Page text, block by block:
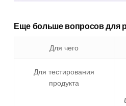
Еще больше вопросов для
Для чего
Для тестирования
продукта